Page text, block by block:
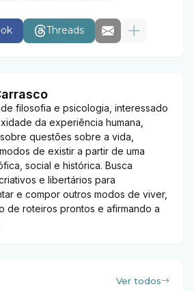
Threads
filosofia e psicologia, interessado
da experiência humana,
questões sobre a vida,
de existir a partir de uma
social e histórica. Busca
e libertários para
e compor outros modos de viver,
de roteiros prontos e afirmando a
Ver todos